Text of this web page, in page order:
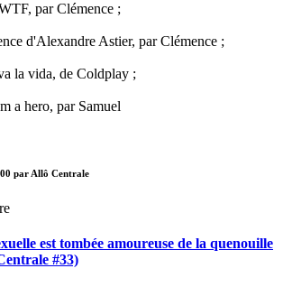
par Clémence ;
d'Alexandre Astier, par Clémence ;
la vida, de Coldplay ;
a hero, par Samuel
par Allô Centrale
est tombée amoureuse de la quenouille
#33)